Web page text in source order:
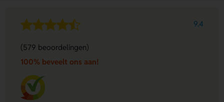
9.4
(579 beoordelingen)
100% beveelt ons aan!